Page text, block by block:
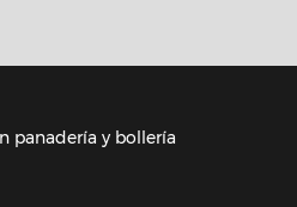
panadería y bollería